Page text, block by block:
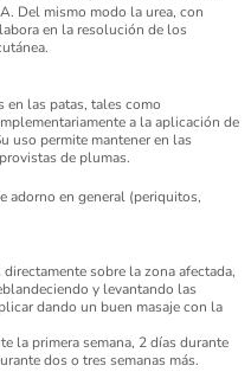
Del mismo modo la urea, con
en la resolución de los
en las patas, tales como
a la aplicación de
uso permite mantener en las
de plumas.
adorno en general (periquitos,
sobre la zona afectada,
y levantando las
dando un buen masaje con la
la primera semana, 2 días durante
dos o tres semanas más.